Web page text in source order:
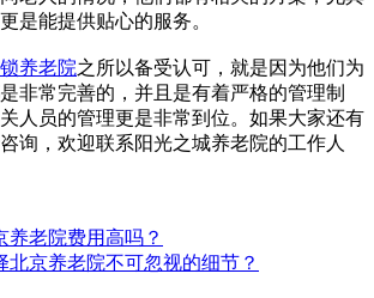
是能提供贴心的服务。
养老院之所以备受认可，就是因为他们为
非常完善的，并且是有着严格的管理制
人员的管理更是非常到位。如果大家还有
询，欢迎联系阳光之城养老院的工作人
养老院费用高吗？
北京养老院不可忽视的细节？